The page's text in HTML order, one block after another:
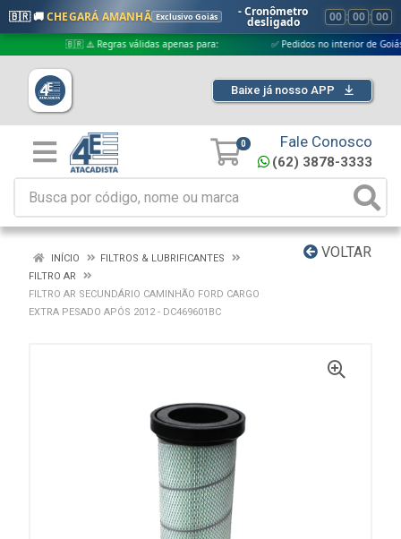
🇧🇷 🚚CHEGARÁ AMANHÃ Exclusivo Goiás - Cronômetro
desligado 00 : 00 : 00
🇧🇷 ⚠️ Regras válidas apenas para: ✅ Pedidos no interior de Goiás
Baixe já nosso APP
0 Fale Conosco
(62) 3878-3333
VOLTAR
INÍCIO
FILTROS & LUBRIFICANTES
FILTRO AR
FILTRO AR SECUNDÁRIO CAMINHÃO FORD CARGO
EXTRA PESADO APÓS 2012 - DC469601BC